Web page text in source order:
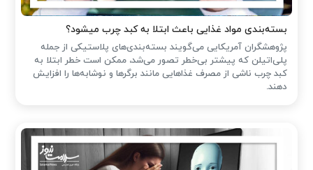
بسته‌بندی مواد غذایی باعث ابتلا به کبد چرب میشود؟
پژوهشگران آمریکایی می‌گویند بسته‌بندی‌های پلاستیکی از جمله
پلی‌اتیلن که پیشتر بی‌خطر تصور می‌شد، ممکن است خطر ابتلا به
کبد چرب ناشی از مصرف غذاهایی مانند برگرها و نوشابه‌ها را افزایش
دهند.